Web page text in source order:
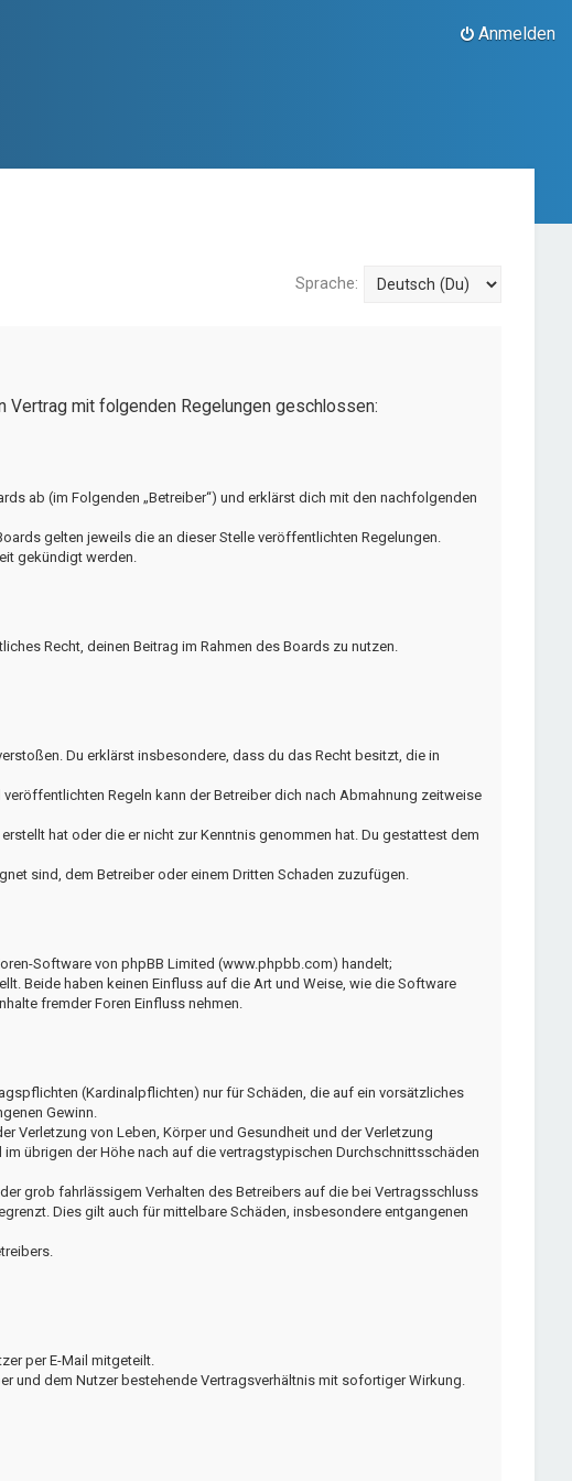
Anmelden
Sprache:
Vertrag mit folgenden Regelungen geschlossen:
ab (im Folgenden „Betreiber“) und erklärst dich mit den nachfolgenden
gelten jeweils die an dieser Stelle veröffentlichten Regelungen.
gekündigt werden.
Recht, deinen Beitrag im Rahmen des Boards zu nutzen.
Du erklärst insbesondere, dass du das Recht besitzt, die in
Regeln kann der Betreiber dich nach Abmahnung zeitweise
hat oder die er nicht zur Kenntnis genommen hat. Du gestattest dem
sind, dem Betreiber oder einem Dritten Schaden zuzufügen.
Software von phpBB Limited (www.phpbb.com) handelt;
Beide haben keinen Einfluss auf die Art und Weise, wie die Software
fremder Foren Einfluss nehmen.
(Kardinalpflichten) nur für Schäden, die auf ein vorsätzliches
Gewinn.
Verletzung von Leben, Körper und Gesundheit und der Verletzung
übrigen der Höhe nach auf die vertragstypischen Durchschnittsschäden
grob fahrlässigem Verhalten des Betreibers auf die bei Vertragsschluss
Dies gilt auch für mittelbare Schäden, insbesondere entgangenen
per E-Mail mitgeteilt.
und dem Nutzer bestehende Vertragsverhältnis mit sofortiger Wirkung.